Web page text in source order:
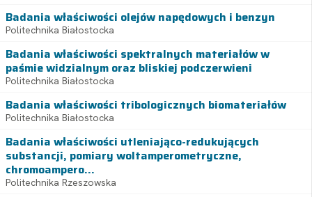
Badania właściwości olejów napędowych i benzyn
Politechnika Białostocka
Badania właściwości spektralnych materiałów w
paśmie widzialnym oraz bliskiej podczerwieni
Politechnika Białostocka
Badania właściwości tribologicznych biomateriałów
Politechnika Białostocka
Badania właściwości utleniająco-redukujących
substancji, pomiary woltamperometryczne,
chromoampero...
Politechnika Rzeszowska